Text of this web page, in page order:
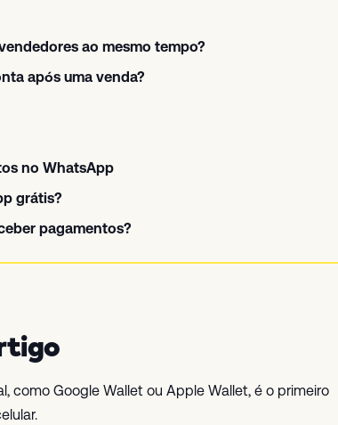
ao mesmo tempo?
após uma venda?
no WhatsApp
grátis?
pagamentos?
como Google Wallet ou Apple Wallet, é o primeiro